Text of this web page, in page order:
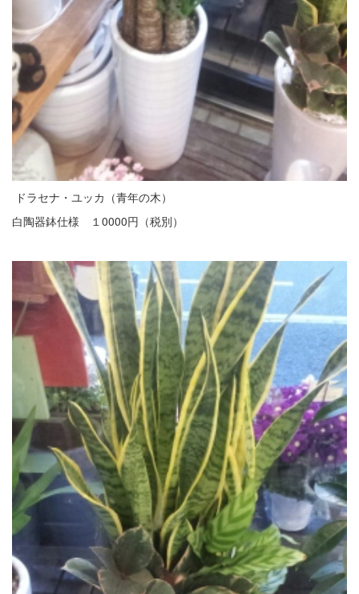
ドラセナ・ユッカ（青年の木）
白陶器鉢仕様 １0000円（税別）